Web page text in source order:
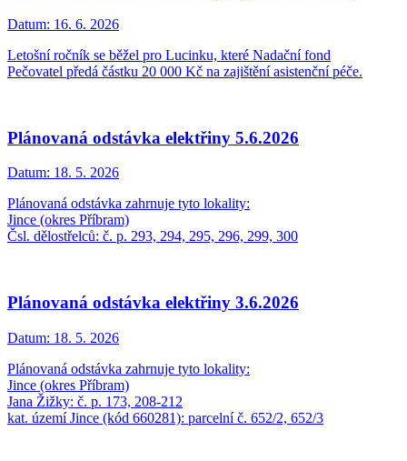
Datum: 16. 6. 2026
Letošní ročník se běžel pro Lucinku, které Nadační fond
Pečovatel předá částku 20 000 Kč na zajištění asistenční péče.
Plánovaná odstávka elektřiny 5.6.2026
Datum: 18. 5. 2026
Plánovaná odstávka zahrnuje tyto lokality:
Jince (okres Příbram)
Čsl. dělostřelců: č. p. 293, 294, 295, 296, 299, 300
Plánovaná odstávka elektřiny 3.6.2026
Datum: 18. 5. 2026
Plánovaná odstávka zahrnuje tyto lokality:
Jince (okres Příbram)
Jana Žižky: č. p. 173, 208-212
kat. území Jince (kód 660281): parcelní č. 652/2, 652/3